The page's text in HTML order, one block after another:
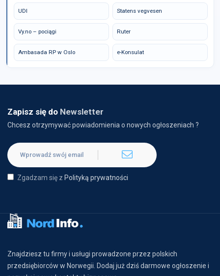
UDI Statens vegvesen
Vy.no – pociągi Ruter
Ambasada RP w Oslo e-Konsulat
Zapisz się do Newsletter
Chcesz otrzymywać powiadomienia o nowych ogłoszeniach ?
Zgadzam się z Polityką prywatności
Znajdziesz tu firmy i usługi prowadzone przez polskich
przedsiębiorców w Norwegii. Dodaj już dziś darmowe ogłoszenie i